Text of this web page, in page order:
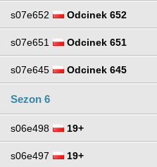
s07e652 Odcinek 652
s07e651 Odcinek 651
s07e645 Odcinek 645
Sezon 6
s06e498 19+
s06e497 19+